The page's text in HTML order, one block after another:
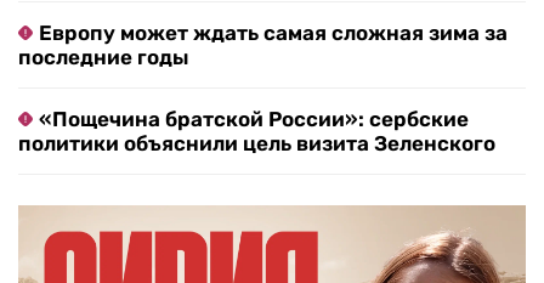
Европу может ждать самая сложная зима за
последние годы
«Пощечина братской России»: сербские
политики объяснили цель визита Зеленского